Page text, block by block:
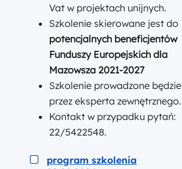
Vat w projektach unijnych.
Szkolenie skierowane jest do
potencjalnych beneficjentów
Funduszy Europejskich dla
Mazowsza 2021-2027
Szkolenie prowadzone będzie
przez eksperta zewnętrznego.
Kontakt w przypadku pytań:
22/5422548.
Podgląd
program szkolenia